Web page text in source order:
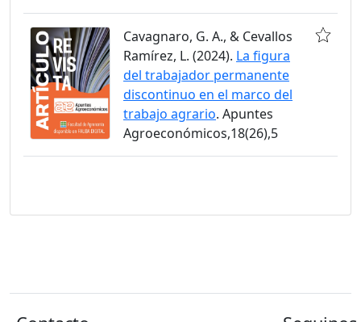
Cavagnaro, G. A., & Cevallos
Ramírez, L. (2024). La figura
del trabajador permanente
discontinuo en el marco del
trabajo agrario. Apuntes
Agroeconómicos,18(26),5